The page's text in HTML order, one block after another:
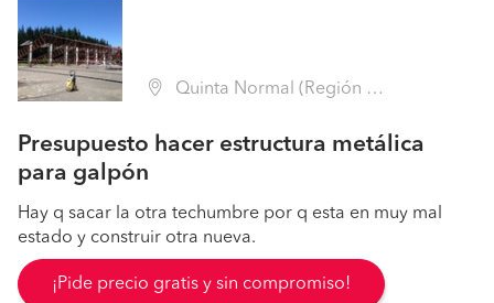
Quinta Normal (Región Metropolitana - Santiago)
Presupuesto hacer estructura metálica
para galpón
Hay q sacar la otra techumbre por q esta en muy mal
estado y construir otra nueva.
¡Pide precio gratis y sin compromiso!